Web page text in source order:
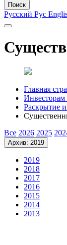
Поиск
Русский Рус
Главная
Раскрытие
Все 2026 2025
Архив: 2019
2019
2018
2017
2016
2015
2014
2013